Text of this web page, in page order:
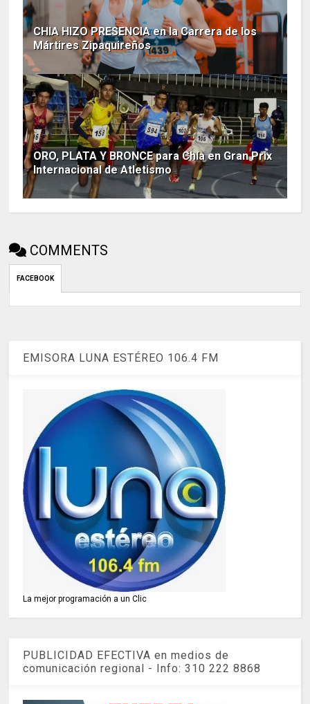
CHIA HIZO PRESENCIA en la Carrera de los
Mártires Zipaquireños
ORO, PLATA Y BRONCE para Chía en Gran Prix
Internacional de Atletismo
COMMENTS
FACEBOOK
EMISORA LUNA ESTÉREO 106.4 FM
La mejor programación a un Clic
PUBLICIDAD EFECTIVA en medios de
comunicación regional - Info: 310 222 8868